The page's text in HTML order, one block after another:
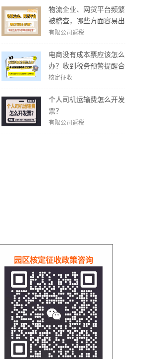
物流企业、网货平台频繁
被稽查，哪些方面容易出
现问题？怎么实现合规经
有限公司返税
电商没有成本票应该怎么
办？收到税务预警提醒合
规解决方案！
核定征收
个人司机运输费怎么开发
票？
有限公司返税
园区核定征收政策咨询